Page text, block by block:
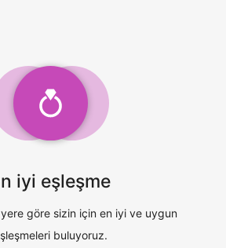
iyi eşleşme
göre sizin için en iyi ve uygun
buluyoruz.